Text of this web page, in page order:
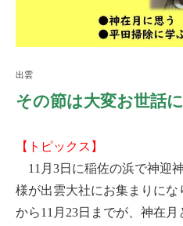
出雲
その節は大変お世話
【トピックス】
11月3日に稲佐の浜で神迎
様が出雲大社にお集まりにな
から11月23日までが、神在月